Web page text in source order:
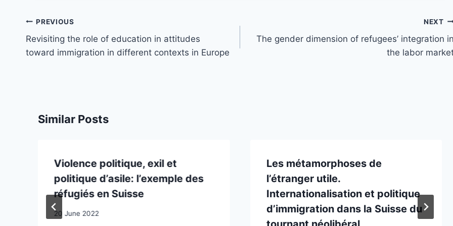
Post
navigation
PREVIOUS
Revisiting the role of education in attitudes
toward immigration in different contexts in Europe
NEXT
The gender dimension of refugees’ integration in
the labor
Similar Posts
Violence politique, exil et
politique d’asile: l’exemple des
réfugiés en Suisse
20 June 2022
Les métamorphoses de
l’étranger utile.
Internationalisation et politique
d’immigration dans la Suisse du